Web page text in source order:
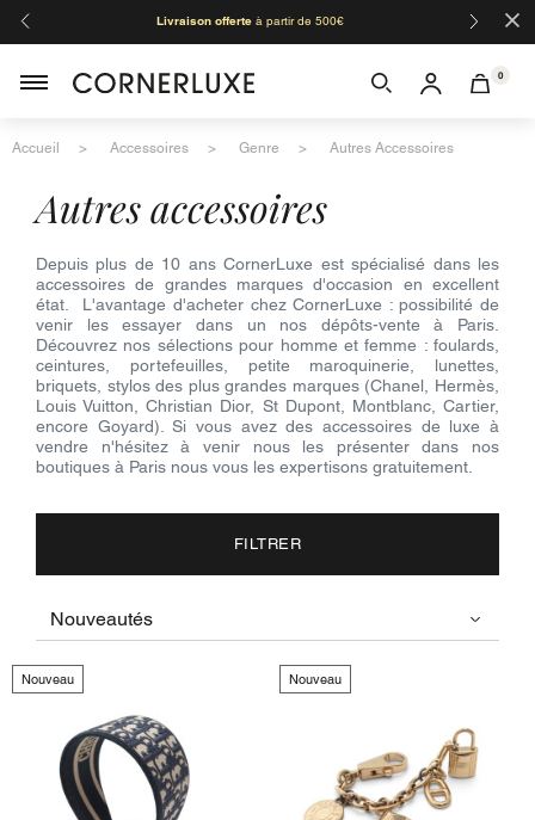
Livraison offerteà partir de 500€ ×
0
Accueil Accessoires Genre Autres Accessoires
autres accessoires
Depuis plus de 10 ans CornerLuxe est spécialisé dans les
accessoires de grandes marques d'occasion en excellent
état. L'avantage d'acheter chez CornerLuxe : possibilité de
venir les essayer dans un nos dépôts-vente à Paris.
Découvrez nos sélections pour homme et femme : foulards,
ceintures, portefeuilles, petite maroquinerie, lunettes,
briquets, stylos des plus grandes marques (Chanel, Hermès,
Louis Vuitton, Christian Dior, St Dupont, Montblanc, Cartier,
encore Goyard). Si vous avez des accessoires de luxe à
vendre n'hésitez à venir nous les présenter dans nos
boutiques à Paris nous vous les expertisons gratuitement.
FILTRER
Nouveau Nouveau